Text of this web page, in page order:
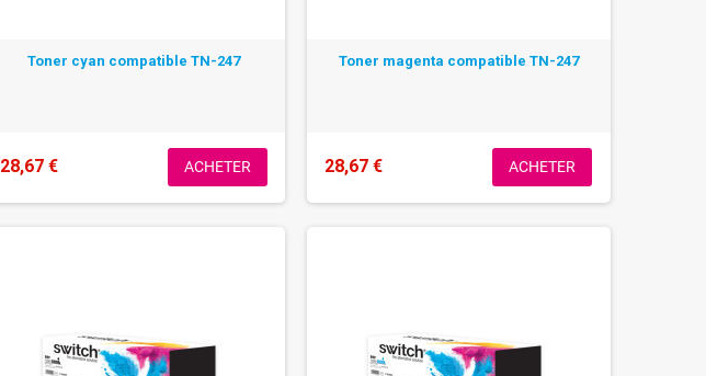
Toner cyan compatible TN-247
28,67 € ACHETER
Toner magenta compatible TN-247
28,67 € ACHETER